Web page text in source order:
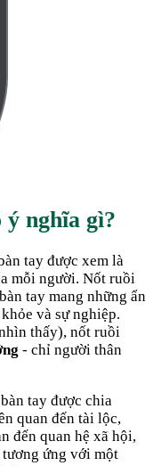
nghĩa gì?
tay được xem là
mỗi người. Nốt ruồi
tay mang những ẩn
và sự nghiệp.
thấy), nốt ruồi
- chỉ người thân
tay được chia
quan đến tài lộc,
đến quan hệ xã hội,
ứng với một